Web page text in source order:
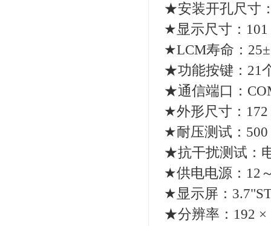
★安装开孔尺寸
★显示尺寸：101
★LCM寿命：
★功能按键：21
★通信端口：
★外形尺寸：172
★耐压测试：500
★抗干扰测试：
★供电电源：12
★显示屏：
★分辨率：192 ×